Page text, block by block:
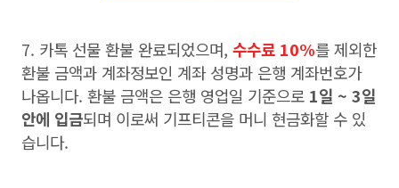
7. 카톡 선물 환불 완료되었으며, 수수료 10%를 제외한
환불 금액과 계좌정보인 계좌 성명과 은행 계좌번호가
나옵니다. 환불 금액은 은행 영업일 기준으로 1일 ~ 3일
안에 입금되며 이로써 기프티콘을 머니 현금화할 수 있
습니다.